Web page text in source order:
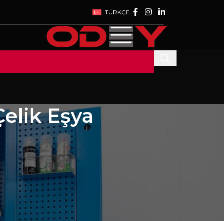
TÜRKÇE
Eşya
SON YAZILAR
WE ARE AT WIN
EURASIA 2023
EXHIBITION
27 Temmuz 2023
Comment